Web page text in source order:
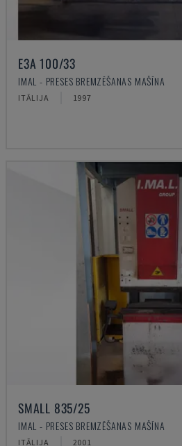
E3A 100/33
IMAL - PRESES BREMZĒŠANAS MAŠĪNA
ITĀLIJA 1997
SMALL 835/25
IMAL - PRESES BREMZĒŠANAS MAŠĪNA
ITĀLIJA 2001